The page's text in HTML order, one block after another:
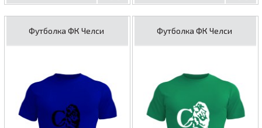
Футболка ФК Челси Футболка ФК Челси